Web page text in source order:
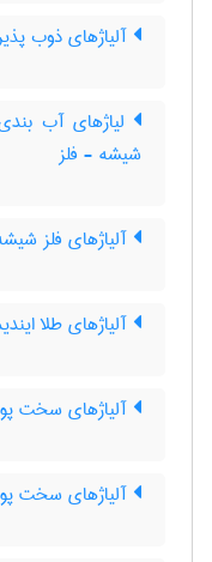
آلیاژهای ذوب
لیاژهای آب
شیشه - فلز
آلیاژهای فلز
آلیاژهای طلا
آلیاژهای سخت
آلیاژهای سخت